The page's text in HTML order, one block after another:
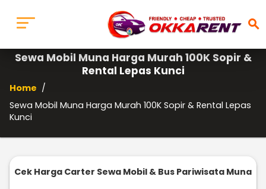
search
Sewa Mobil Muna Harga Murah 100K Sopir &
Rental Lepas Kunci
Home /
Sewa Mobil Muna Harga Murah 100K Sopir & Rental Lepas
Kunci
Cek Harga Carter Sewa Mobil & Bus Pariwisata Muna